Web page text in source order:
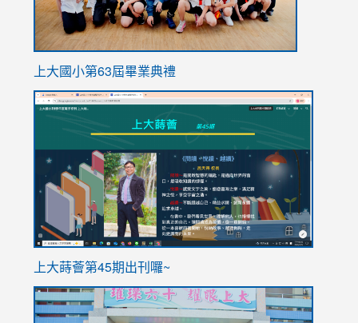
上大國小第63屆畢業典禮
link
ink
https://sites.google.com/stes.tyc.edu.tw/
上大蒔薈第45期出刊囉~